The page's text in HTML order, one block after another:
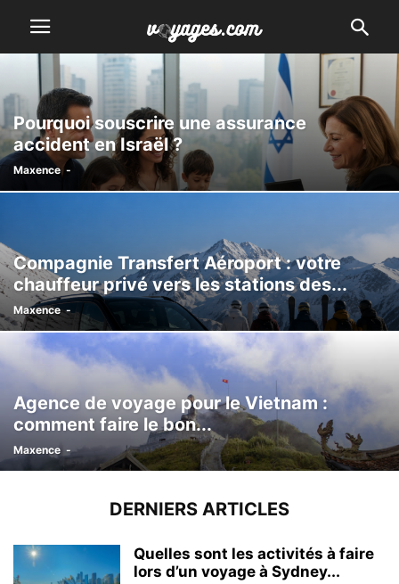
Pourquoi souscrire une assurance
accident en Israël ?
Maxence -
Compagnie Transfert Aéroport : votre
chauffeur privé vers les stations des...
Maxence -
Agence de voyage pour le Vietnam :
comment faire le bon...
Maxence -
DERNIERS ARTICLES
Quelles sont les activités à faire
lors d’un voyage à Sydney...